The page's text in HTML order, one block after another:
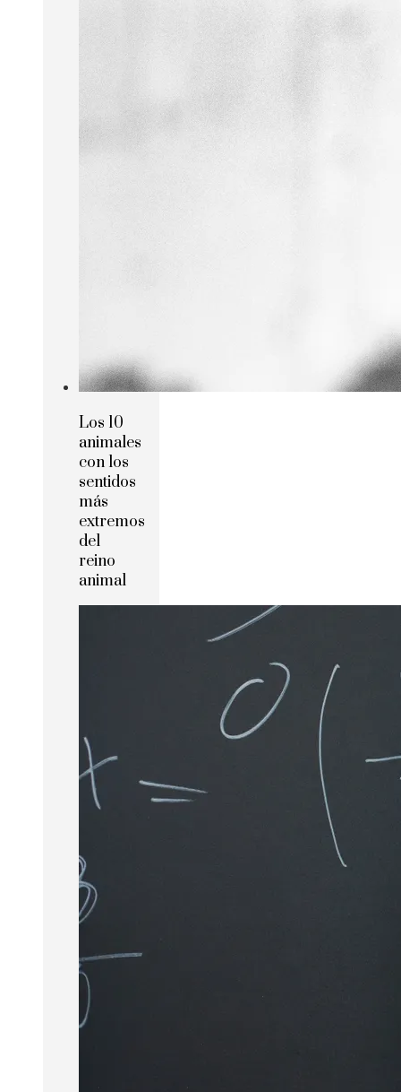
Los 10
animales
con los
sentidos
más
extremos
del
reino
animal